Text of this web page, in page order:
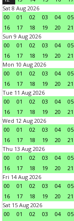
Sat 8 Aug 2026
00
01 02 03 04 05
16
17 18 19 20 21
Sun 9 Aug 2026
00
01 02 03 04 05
16
17 18 19 20 21
Mon 10 Aug 2026
00
01 02 03 04 05
16
17 18 19 20 21
Tue 11 Aug 2026
00
01 02 03 04 05
16
17 18 19 20 21
Wed 12 Aug 2026
00
01 02 03 04 05
16
17 18 19 20 21
Thu 13 Aug 2026
00
01 02 03 04 05
16
17 18 19 20 21
Fri 14 Aug 2026
00
01 02 03 04 05
16
17 18 19 20 21
Sat 15 Aug 2026
00
01 02 03 04 05